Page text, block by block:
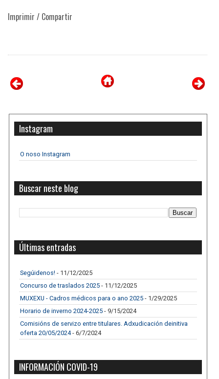
Imprimir / Compartir
Instagram
O noso Instagram
Buscar neste blog
Últimas entradas
Segúidenos! - 11/12/2025
Concurso de traslados 2025 - 11/12/2025
MUXEXU - Cadros médicos para o ano 2025 - 1/29/2025
Horario de inverno 2024-2025 - 9/15/2024
Comisións de servizo entre titulares. Adxudicación deinitiva
oferta 20/05/2024- 6/7/2024
INFORMACIÓN COVID-19